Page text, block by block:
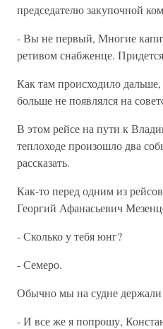
председателю закупочной
- Вы не первый, Многие
ретивом снабженце.
Как там происходило
больше не появлялся на
В этом рейсе на пути к
теплоходе произошло два
рассказать.
Как-то перед одним из
Георгий Афанасьевич
- Сколько у тебя юнг?
- Семеро.
Обычно мы на судне держали
- И все же я попрошу,